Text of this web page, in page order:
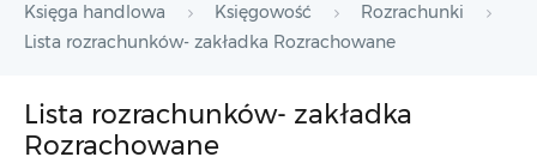
Księga handlowa
Księgowość
Rozrachunki
Lista rozrachunków- zakładka Rozrachowane
Lista rozrachunków- zakładka
Rozrachowane